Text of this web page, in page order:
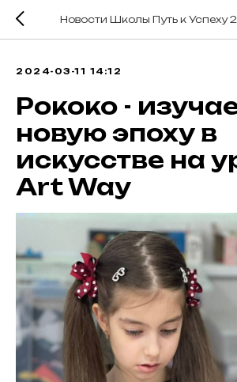
Новости Школы Путь к Успеху
2024-03-11 14:12
Рококо -
новую эпоху в
искусстве на
Art Way